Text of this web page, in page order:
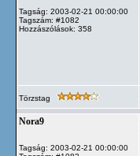
Tagság: 2003-02-21 00:00:00
Tagszám: #1082
Hozzászólások: 358
Törzstag
Nora9
Tagság: 2003-02-21 00:00:00